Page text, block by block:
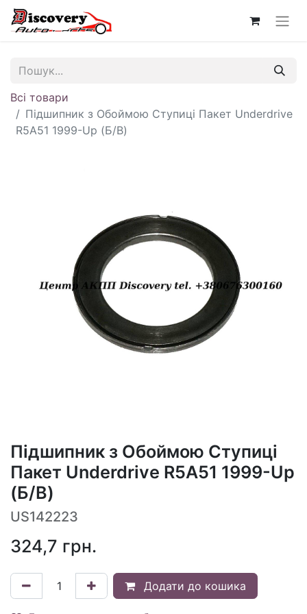
Всі товари
Підшипник з Обоймою Ступиці Пакет Underdrive
R5A51 1999-Up (Б/В)
Підшипник з Обоймою Ступиці
Пакет Underdrive R5A51 1999-Up
(Б/В)
US142223
324,7 грн.
Додати до кошика